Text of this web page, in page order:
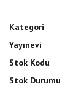
Kategori
Yayınevi
Stok Kodu
Stok Durumu